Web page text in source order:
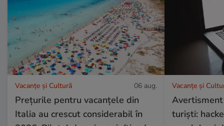
Vacanțe și Cultură 06 aug.
Prețurile pentru vacanțele din
Italia au crescut considerabil în
Vacanțe și
turiști: